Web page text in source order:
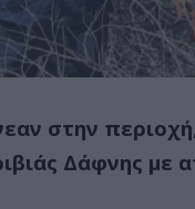
στην
Δάφνης με